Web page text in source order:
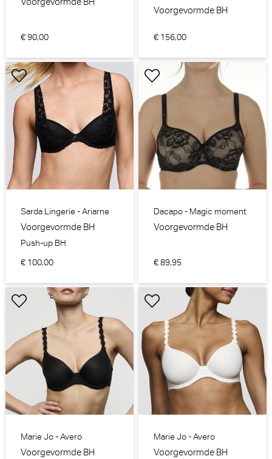
€ 90,00
Voorgevormde BH
€ 156,00
Sarda Lingerie - Ariarne
Voorgevormde BH
Push-up BH
€ 100,00
Dacapo - Magic moment
Voorgevormde BH
€ 89,95
Marie Jo - Avero
Voorgevormde BH
Marie Jo - Avero
Voorgevormde BH